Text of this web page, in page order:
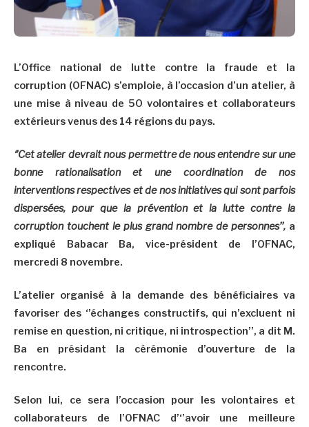
L’Office national de lutte contre la fraude et la
corruption (OFNAC) s’emploie, à l’occasion d’un atelier, à
une mise à niveau de 50 volontaires et collaborateurs
extérieurs venus des 14 régions du pays.
‘’Cet atelier devrait nous permettre de nous entendre sur une
bonne rationalisation et une coordination de nos
interventions respectives et de nos initiatives qui sont parfois
dispersées, pour que la prévention et la lutte contre la
corruption touchent le plus grand nombre de personnes’’, a
expliqué Babacar Ba, vice-président de l’OFNAC,
mercredi 8 novembre.
L’atelier organisé à la demande des bénéficiaires va
favoriser des ‘’échanges constructifs, qui n’excluent ni
remise en question, ni critique, ni introspection’’, a dit M.
Ba en présidant la cérémonie d’ouverture de la
rencontre.
Selon lui, ce sera l’occasion pour les volontaires et
collaborateurs de l’OFNAC d’‘’avoir une meilleure